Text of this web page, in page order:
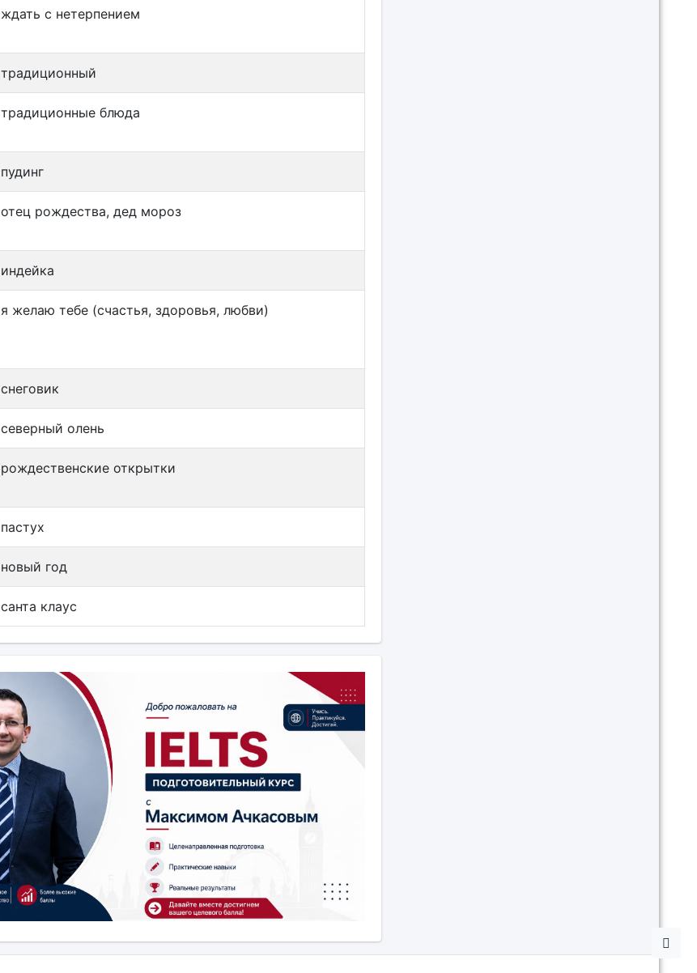
ждать с нетерпением
традиционный
традиционные блюда
пудинг
отец рождества, дед мороз
индейка
я желаю тебе (счастья, здоровья, любви)
снеговик
северный олень
рождественские открытки
пастух
новый год
санта клаус